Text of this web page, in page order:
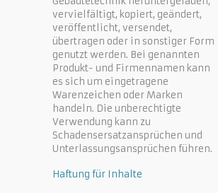
vervielfältigt, kopiert, geändert,
veröffentlicht, versendet,
übertragen oder in sonstiger Form
genutzt werden. Bei genannten
Produkt- und Firmennamen kann
es sich um eingetragene
Warenzeichen oder Marken
handeln. Die unberechtigte
Verwendung kann zu
Schadensersatzansprüchen und
Unterlassungsansprüchen führen.
Haftung für Inhalte